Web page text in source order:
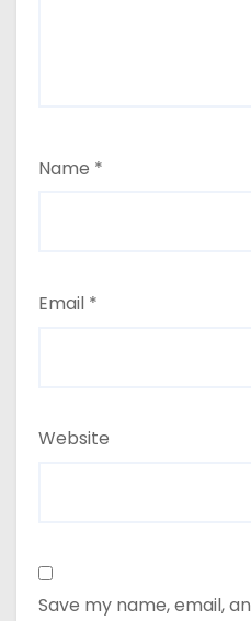
Name *
Email *
Website
Save my name, email,